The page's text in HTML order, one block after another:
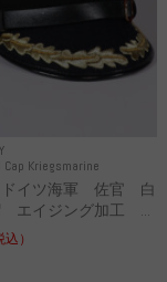
Cap Kriegsmarine
イツ海軍 佐官 白
エイジング加工 ...
込）